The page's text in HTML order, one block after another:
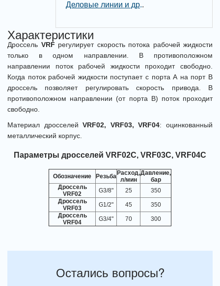
Деловые линии и др..
Характеристики
Дроссель VRF регулирует скорость потока рабочей жидкости
только в одном направлении. В противоположном
направлении поток рабочей жидкости проходит свободно.
Когда поток рабочей жидкости поступает с порта А на порт B
дроссель позволяет регулировать скорость привода. В
противоположном направлении (от порта B) поток проходит
свободно.
Материал дросселейVRF02, VRF03, VRF04: оцинкованный
металлический корпус.
Параметры дросселей VRF02C, VRF03C, VRF04C
Обозначение РезьбаРасход,
л/мин
Давление,
бар
Дроссель
VRF02
G3/8" 25
350
Дроссель
VRF03
G1/2" 45
350
Дроссель
VRF04
G3/4" 70 300
Остались вопросы?